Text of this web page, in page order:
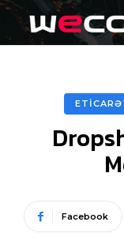
Facebook